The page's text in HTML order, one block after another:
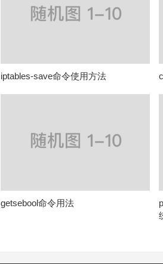
iptables-save命令使用方法
getsebool命令用法